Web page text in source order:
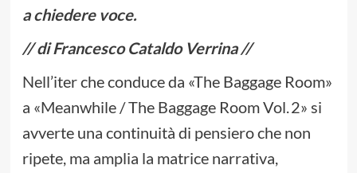
a chiedere voce.
// di Francesco Cataldo Verrina //
Nell’iter che conduce da «The Baggage Room»
a «Meanwhile / The Baggage Room Vol. 2» si
avverte una continuità di pensiero che non
ripete, ma amplia la matrice narrativa,